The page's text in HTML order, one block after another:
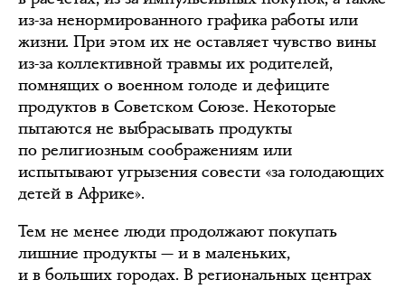
из-за ненормированного графика работы или
жизни. При этом их не оставляет чувство вины
из-за коллективной травмы их родителей,
помнящих о военном голоде и дефиците
продуктов в Советском Союзе. Некоторые
пытаются не выбрасывать продукты
по религиозным соображениям или
испытывают угрызения совести «за голодающих
детей в Африке».
Тем не менее люди продолжают покупать
лишние продукты — и в маленьких,
и в больших городах. В региональных центрах